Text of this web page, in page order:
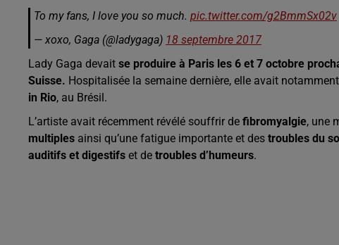
To my fans, I love you so much. pic.twitter.com/g2BmmSx02v
— xoxo, Gaga (@ladygaga) 18 septembre 2017
Lady Gaga devait se produire à Paris les 6 et 7 octobre
Suisse. Hospitalisée la semaine dernière, elle avait
in Rio, au Brésil.
L’artiste avait récemment révélé souffrir de fibromyalgie, une
multiples ainsi qu’une fatigue importante et des troubles du
auditifs et digestifs et de troubles d’humeurs.